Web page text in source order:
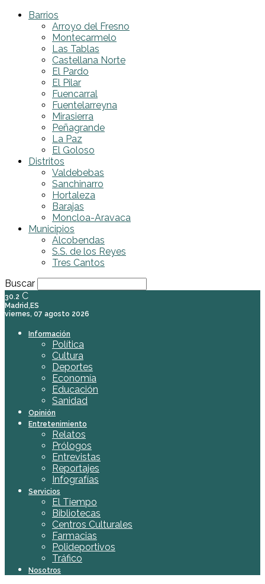
Barrios
Arroyo del Fresno
Montecarmelo
Las Tablas
Castellana Norte
El Pardo
El Pilar
Fuencarral
Fuentelarreyna
Mirasierra
Peñagrande
La Paz
El Goloso
Distritos
Valdebebas
Sanchinarro
Hortaleza
Barajas
Moncloa-Aravaca
Municipios
Alcobendas
S.S. de los Reyes
Tres Cantos
Buscar
30.2 C
Madrid,ES
viernes, 07 agosto 2026
Información
Política
Cultura
Deportes
Economía
Educación
Sanidad
Opinión
Entretenimiento
Relatos
Prólogos
Entrevistas
Reportajes
Infografías
Servicios
El Tiempo
Bibliotecas
Centros Culturales
Farmacias
Polideportivos
Tráfico
Nosotros